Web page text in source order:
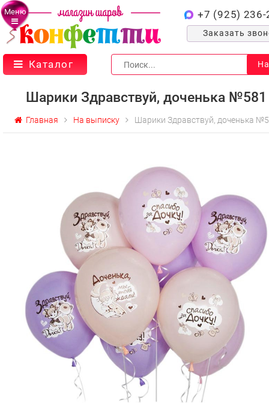
Меню +7 (925) 236-
Заказать
Каталог
Шарики Здравствуй, доченька №581
Главная На выписку Шарики Здравствуй, доченька